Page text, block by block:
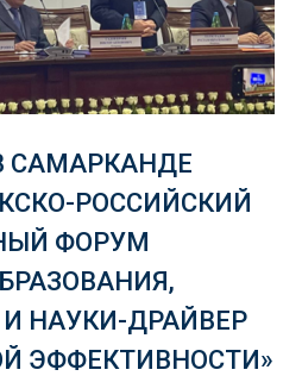
САМАРКАНДЕ
РОССИЙСКИЙ
ФОРУМ
НАУКИ-ДРАЙВЕР
ЭФФЕКТИВНОСТИ»